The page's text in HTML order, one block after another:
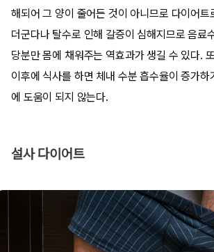
해되어 그 양이 줄어든 것이 아니므로 다이어트
더군다나 탈수로 인해 갈증이 심해지므로 음료
당분만 몸에 채워주는 역효과가 생길 수 있다.
이후에 식사를 하면 체내 수분 흡수율이 증가하
에 도움이 되지 않는다.
설사 다이어트